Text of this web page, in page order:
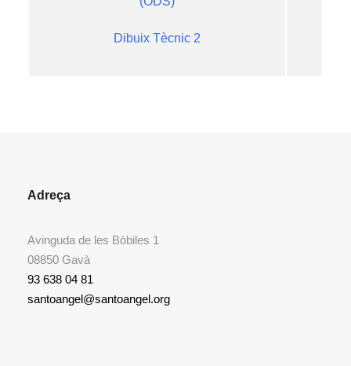
Dibuix Tècnic 2
Adreça
Avinguda de les Bòbiles 1
08850 Gavà
93 638 04 81
santoangel@santoangel.org